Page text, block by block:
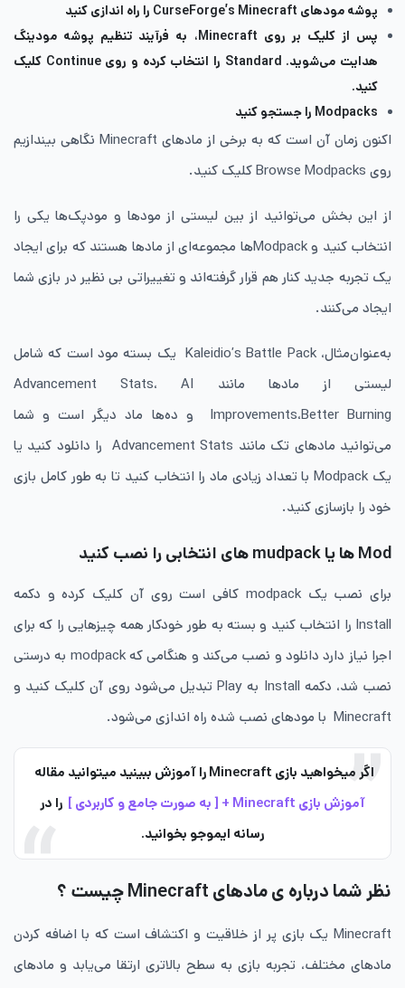
پوشه مودهای CurseForge’s Minecraft را راه اندازی کنید
پس از کلیک بر روی Minecraft، به فرآیند تنظیم پوشه مودینگ
هدایت می‌شوید. Standard را انتخاب کرده و روی Continue کلیک
کنید.
Modpacks را جستجو کنید
اکنون زمان آن است که به برخی از مادهای Minecraft نگاهی بیندازیم
روی Browse Modpacks کلیک کنید.
از این بخش می‌توانید از بین لیستی از مودها و مودپک‌ها یکی را
انتخاب کنید و Modpack‌ها مجموعه‌ای از مادها هستند که برای ایجاد
یک تجربه جدید کنار هم قرار گرفته‌اند و تغییراتی بی نظیر در بازی شما
ایجاد می‌کنند.
به‌عنوان‌مثال، Kaleidio’s Battle Pack یک بسته مود است که شامل
لیستی از مادها مانند Advancement Stats، AI
Improvements،Better Burning و ده‌ها ماد دیگر است و شما
می‌توانید مادهای تک مانند Advancement Stats را دانلود کنید یا
یک Modpack با تعداد زیادی ماد را انتخاب کنید تا به طور کامل بازی
خود را بازسازی کنید.
Mod ‌ها یا mudpack ‌های انتخابی را نصب کنید
برای نصب یک modpack کافی است روی آن کلیک کرده و دکمه
Install را انتخاب کنید و بسته به طور خودکار همه چیزهایی را که برای
اجرا نیاز دارد دانلود و نصب می‌کند و هنگامی که modpack به درستی
نصب شد، دکمه Install به Play تبدیل می‌شود روی آن کلیک کنید و
Minecraft با مودهای نصب شده راه اندازی می‌شود.
اگر میخواهید بازی Minecraft را آموزش ببینید میتوانید مقاله
آموزش بازی Minecraft + [ به صورت جامع و کاربردی ]
را در
رسانه ایموجو بخوانید.
نظر شما درباره ی مادهای Minecraft چیست ؟
Minecraft یک بازی پر از خلاقیت و اکتشاف است که با اضافه کردن
مادهای مختلف، تجربه بازی به سطح بالاتری ارتقا می‌یابد و مادهای